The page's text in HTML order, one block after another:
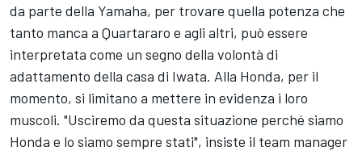
da parte della Yamaha, per trovare quella potenza che
tanto manca a Quartararo e agli altri, può essere
interpretata come un segno della volontà di
adattamento della casa di Iwata. Alla Honda, per il
momento, si limitano a mettere in evidenza i loro
muscoli. "Usciremo da questa situazione perché siamo
Honda e lo siamo sempre stati", insiste il team manager